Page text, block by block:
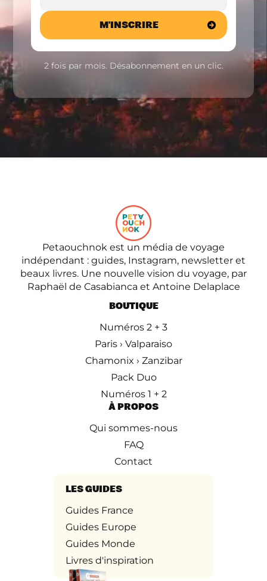
2 fois par mois. Désabonnement en un clic.
Petaouchnok est un média de voyage
indépendant : guides, Instagram, newsletter et
beaux livres. Une nouvelle vision du voyage, par
Raphaël de Casabianca et Antoine Delaplace
BOUTIQUE
Numéros 2 + 3
Paris › Valparaiso
Chamonix › Zanzibar
Pack Duo
Numéros 1 + 2
À PROPOS
Qui sommes-nous
FAQ
Contact
LES GUIDES
Guides France
Guides Europe
Guides Monde
Livres d'inspiration